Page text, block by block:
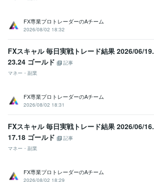
FX専業プロトレーダーのAチーム
2026/08/02 18:32
FXスキャル 毎日実戦トレード結果 2026/06/19.
23.24 ゴールド
記事
マネー・副業
FX専業プロトレーダーのAチーム
2026/08/02 18:31
FXスキャル 毎日実戦トレード結果 2026/06/16.
17.18 ゴールド
記事
マネー・副業
FX専業プロトレーダーのAチーム
2026/08/02 18:29